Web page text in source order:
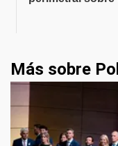
Más sobre